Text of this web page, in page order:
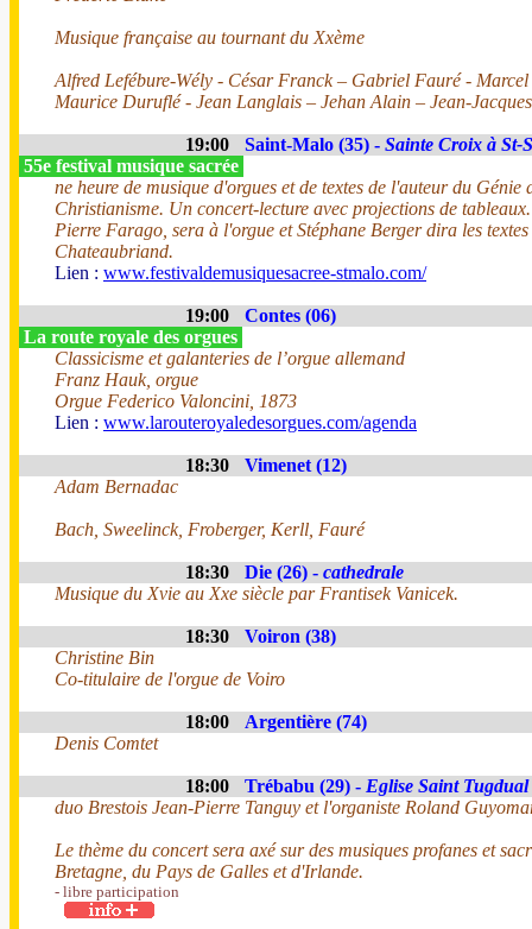
Musique française au tournant du Xxème
Alfred Lefébure-Wély - César Franck – Gabriel Fauré -
Maurice Duruflé - Jean Langlais – Jehan Alain – Jean-
19:00 Saint-Malo (35) - Sainte Croix à St-
55e festival musique sacrée
ne heure de musique d'orgues et de textes de l'auteur du Génie
Christianisme. Un concert-lecture avec projections de tableaux.
Pierre Farago, sera à l'orgue et Stéphane Berger dira les textes
Chateaubriand.
Lien : www.festivaldemusiquesacree-stmalo.com/
19:00
Contes (06)
La route royale des orgues
Classicisme et galanteries de l’orgue allemand
Franz Hauk, orgue
Orgue Federico Valoncini, 1873
Lien : www.larouteroyaledesorgues.com/agenda
18:30
Vimenet (12)
Adam Bernadac
Bach, Sweelinck, Froberger, Kerll, Fauré
18:30 Die (26) - cathedrale
Musique du Xvie au Xxe siècle par Frantisek Vanicek.
18:30
Voiron (38)
Christine Bin
Co-titulaire de l'orgue de Voiro
18:00
Argentière (74)
Denis Comtet
18:00 Trébabu (29) - Eglise Saint Tugdual
duo Brestois Jean-Pierre Tanguy et l'organiste Roland
Le thème du concert sera axé sur des musiques profanes et
Bretagne, du Pays de Galles et d'Irlande.
- libre participation